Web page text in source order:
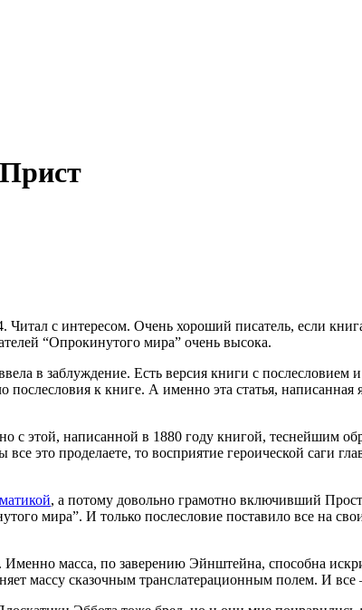
с интересом. Очень хороший писатель, если книга
“Опрокинутого мира” очень высока.
в заблуждение. Есть версия книги с
послесловия к книге. А именно эта статья,
с этой, написанной в 1880 году книгой, теснейшим
это проделаете, то восприятие героической саги
, а потому довольно грамотно включивший
мира”. И только послесловие поставило все на
масса, по заверению Эйнштейна, способна
массу сказочным транслатерационным полем. И